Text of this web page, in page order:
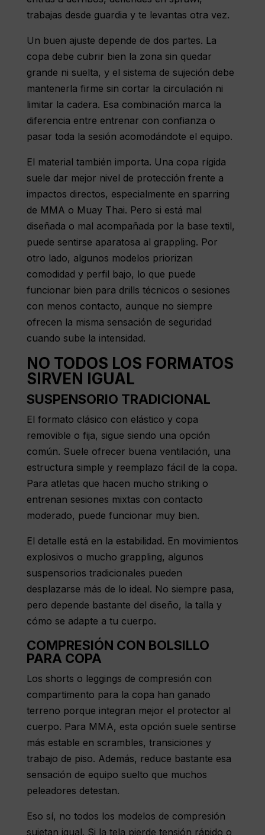
trabajas desde guardia y te levantas otra vez.
Un buen ajuste depende de dos partes. La
copa debe cubrir bien la zona sin quedar
grande ni suelta, y el sistema de sujeción debe
mantenerla firme sin cortar la circulación ni
limitar la cadera. Esa combinación marca la
diferencia entre entrenar con confianza o
pasar toda la sesión acomodándote el equipo.
El material también importa. Una copa rígida
suele dar mejor nivel de protección frente a
impactos directos, especialmente en sparring
de MMA o Muay Thai. Pero si está mal
diseñada o mal acompañada por la base textil,
puede sentirse aparatosa al grappling. Por
otro lado, algunos modelos priorizan
comodidad y perfil bajo, lo que puede
funcionar bien para drills técnicos o sesiones
con menos contacto, aunque no siempre
ofrecen la misma sensación de seguridad
cuando sube la intensidad.
NO TODOS LOS FORMATOS
SIRVEN IGUAL
SUSPENSORIO TRADICIONAL
El formato clásico con elástico y copa
removible o fija, sigue siendo una opción
común. Suele ofrecer buena ventilación, una
estructura simple y reemplazo fácil de la copa.
Para atletas que hacen mucho striking o
entrenan sesiones mixtas con contacto
moderado, puede funcionar muy bien.
El detalle está en la estabilidad. En movimientos
explosivos o mucho grappling, algunos
suspensorios tradicionales pueden
desplazarse más de lo ideal. No siempre pasa,
pero depende bastante del diseño, la talla y
cómo se adapte a tu cuerpo.
COMPRESIÓN CON BOLSILLO
PARA COPA
Los shorts o leggings de compresión con
compartimento para la copa han ganado
terreno porque integran mejor el protector al
cuerpo. Para MMA, esta opción suele sentirse
más estable en scrambles, transiciones y
trabajo de piso. Además, reduce bastante esa
sensación de equipo suelto que muchos
peleadores detestan.
Eso sí, no todos los modelos de compresión
sujetan igual. Si la tela pierde tensión rápido o